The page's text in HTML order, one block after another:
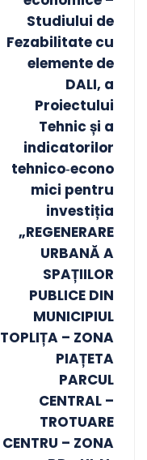
Studiului de
Fezabilitate cu
elemente de
DALI, a
Proiectului
Tehnic și a
indicatorilor
tehnico‑econo
mici pentru
investiția
„REGENERARE
URBANĂ A
SPAȚIILOR
PUBLICE DIN
MUNICIPIUL
TOPLIȚA – ZONA
PIAȚETA
PARCUL
CENTRAL –
TROTUARE
CENTRU – ZONA